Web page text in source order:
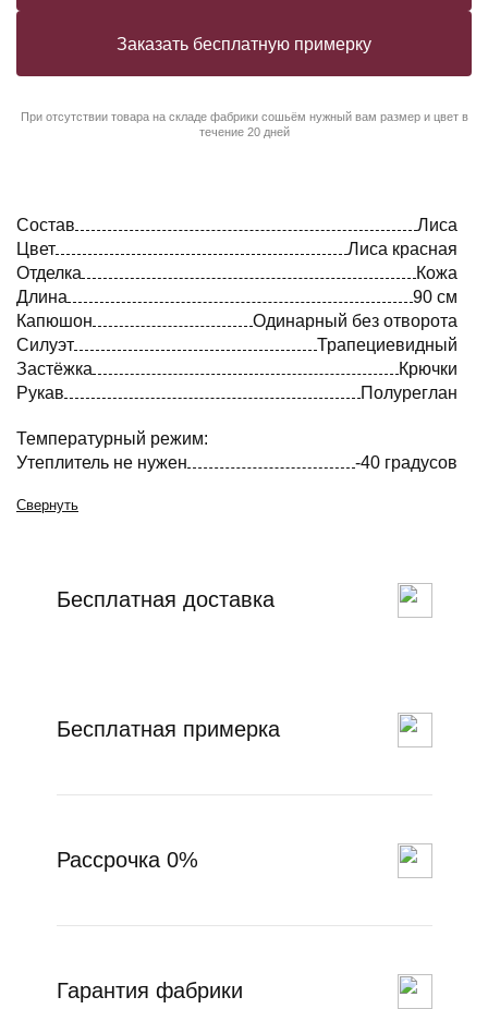
Заказать бесплатную примерку
При отсутствии товара на складе фабрики сошьём нужный вам размер и цвет в
течение 20 дней
Состав
Лиса
Цвет
Лиса красная
Отделка
Кожа
Длина
90 см
Капюшон
Одинарный без отворота
Силуэт
Трапециевидный
Застёжка
Крючки
Рукав
Полуреглан
Температурный режим:
Утеплитель не нужен
-40 градусов
Свернуть
Бесплатная доставка
Бесплатная примерка
Рассрочка 0%
Гарантия фабрики